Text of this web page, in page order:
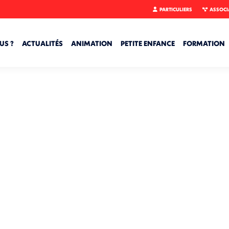
PARTICULIERS
? ACTUALITÉS ANIMATION PETITE ENFANCE FORMATION